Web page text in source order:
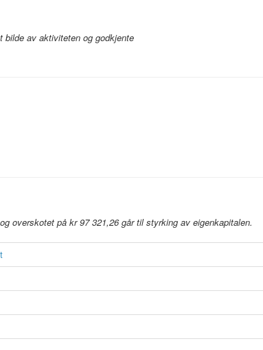
bilde av aktiviteten og godkjente
overskotet på kr 97 321,26 går til styrking av eigenkapitalen.